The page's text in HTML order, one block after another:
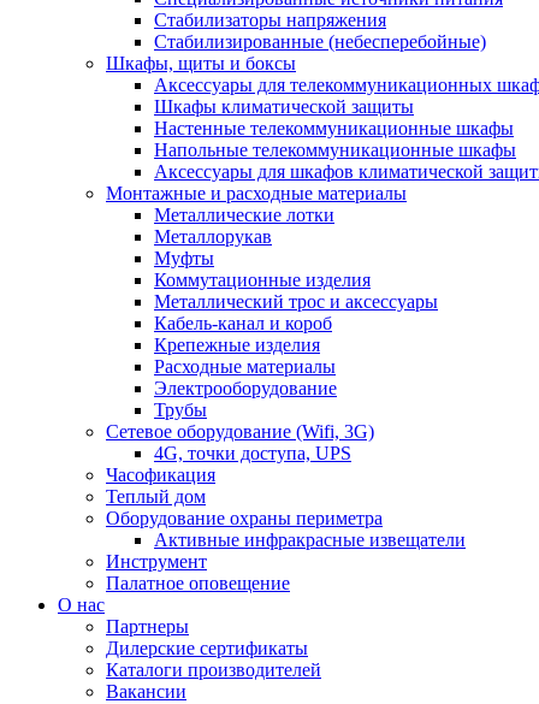
Стабилизаторы напряжения
Стабилизированные (небесперебойные)
Шкафы, щиты и боксы
Аксессуары для телекоммуникационных
Шкафы климатической защиты
Настенные телекоммуникационные шкафы
Напольные телекоммуникационные шкафы
Аксессуары для шкафов климатической
Монтажные и расходные материалы
Металлические лотки
Металлорукав
Муфты
Коммутационные изделия
Металлический трос и аксессуары
Кабель-канал и короб
Крепежные изделия
Расходные материалы
Электрооборудование
Трубы
Сетевое оборудование (Wifi, 3G)
4G, точки доступа, UPS
Часофикация
Теплый дом
Оборудование охраны периметра
Активные инфракрасные извещатели
Инструмент
Палатное оповещение
О нас
Партнеры
Дилерские сертификаты
Каталоги производителей
Вакансии